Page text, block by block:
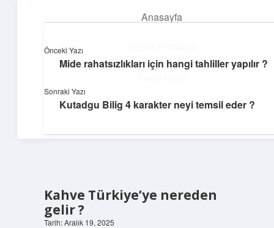
Anasayfa
Hakkımızda
Günlük Akış
Günlük yaşamdan küçük notlar ve kısa bilgiler.
Kahve Türkiye’ye nereden
gelir ?
Tarih: Aralık 19, 2025
Önceki Yazı
Mide rahatsızlıkları için hangi tahliller yapılır ?
Sonraki Yazı
Kutadgu Bilig 4 karakter neyi temsil eder ?